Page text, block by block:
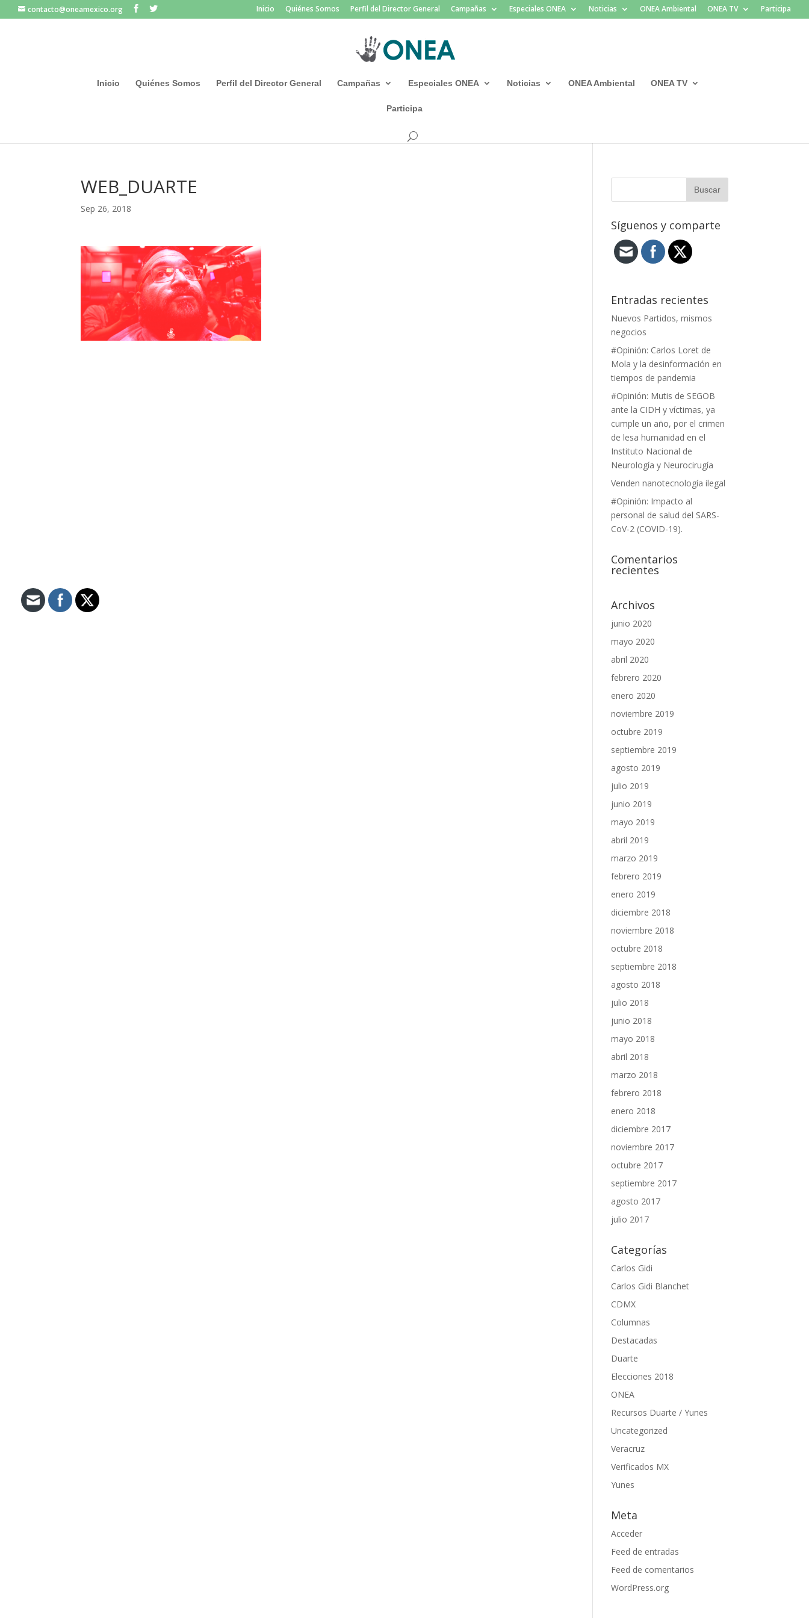
contacto@oneamexico.org Inicio Quiénes Somos Perfil del Director General Campañas Especiales ONEA Noticias ONEA Ambiental ONEA TV Participa
Inicio Quiénes Somos Perfil del Director General Campañas Especiales ONEA Noticias ONEA Ambiental ONEA TV
Participa
WEB_DUARTE
Sep 26, 2018
Síguenos y comparte
Entradas recientes
Nuevos Partidos, mismos
negocios
#Opinión: Carlos Loret de
Mola y la desinformación en
tiempos de pandemia
#Opinión: Mutis de SEGOB
ante la CIDH y víctimas, ya
cumple un año, por el crimen
de lesa humanidad en el
Instituto Nacional de
Neurología y Neurocirugía
Venden nanotecnología ilegal
#Opinión: Impacto al
personal de salud del SARS-
CoV-2 (COVID-19).
Comentarios
recientes
Archivos
junio 2020
mayo 2020
abril 2020
febrero 2020
enero 2020
noviembre 2019
octubre 2019
septiembre 2019
agosto 2019
julio 2019
junio 2019
mayo 2019
abril 2019
marzo 2019
febrero 2019
enero 2019
diciembre 2018
noviembre 2018
octubre 2018
septiembre 2018
agosto 2018
julio 2018
junio 2018
mayo 2018
abril 2018
marzo 2018
febrero 2018
enero 2018
diciembre 2017
noviembre 2017
octubre 2017
septiembre 2017
agosto 2017
julio 2017
Categorías
Carlos Gidi
Carlos Gidi Blanchet
CDMX
Columnas
Destacadas
Duarte
Elecciones 2018
ONEA
Recursos Duarte / Yunes
Uncategorized
Veracruz
Verificados MX
Yunes
Meta
Acceder
Feed de entradas
Feed de comentarios
WordPress.org